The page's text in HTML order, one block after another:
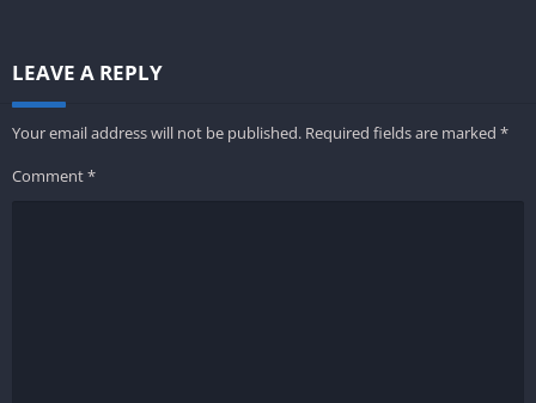
LEAVE A REPLY
Your email address will not be published. Required fields are marked *
Comment*